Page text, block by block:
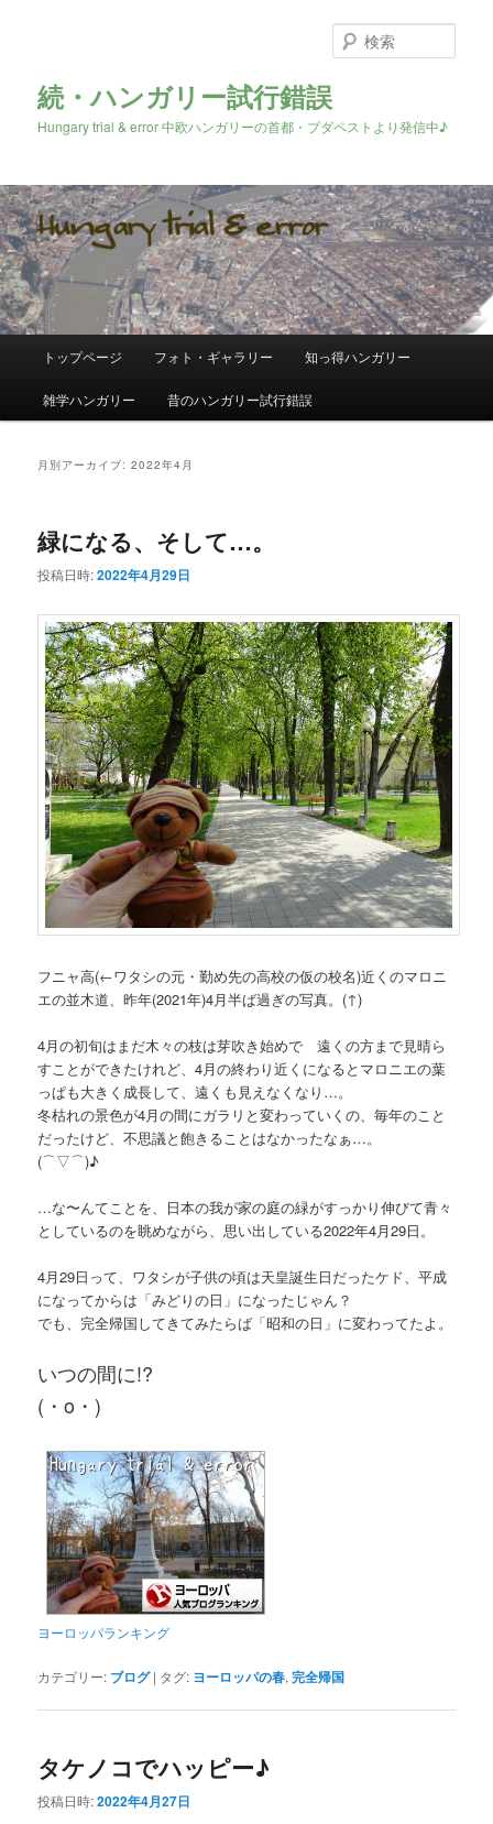
続・ハンガリー試行錯誤
Hungary trial & error 中欧ハンガリーの首都・ブダペストより発信中♪
索
メ
メ
イ
ン
ン
ツ
へ
移
動
サ
ブ
テ
ツ
へ
移
動
トップページ フォト・ギャラリー 知っ得ハンガリー
雑学ハンガリー 昔のハンガリー試行錯誤
月別アーカイブ:2022年4月
緑になる、そして…。
投稿日時:2022年4月29日
フニャ高(←ワタシの元・勤め先の高校の仮の校名)近くのマロニ
エの並木道、昨年(2021年)4月半ば過ぎの写真。(↑)
4月の初旬はまだ木々の枝は芽吹き始めで 遠くの方まで見晴ら
すことができたけれど、4月の終わり近くになるとマロニエの葉
っぱも大きく成長して、遠くも見えなくなり…。
冬枯れの景色が4月の間にガラリと変わっていくの、毎年のこと
だったけど、不思議と飽きることはなかったなぁ…。
(⌒▽⌒)♪
…な〜んてことを、日本の我が家の庭の緑がすっかり伸びて青々
としているのを眺めながら、思い出している2022年4月29日。
4月29日って、ワタシが子供の頃は天皇誕生日だったケド、平成
になってからは「みどりの日」になったじゃん？
でも、完全帰国してきてみたらば「昭和の日」に変わってたよ。
いつの間に!?
(・o・)
ヨーロッパランキング
カテゴリー: ブログ | タグ: ヨーロッパの春,完全帰国
タケノコでハッピー♪
投稿日時:2022年4月27日